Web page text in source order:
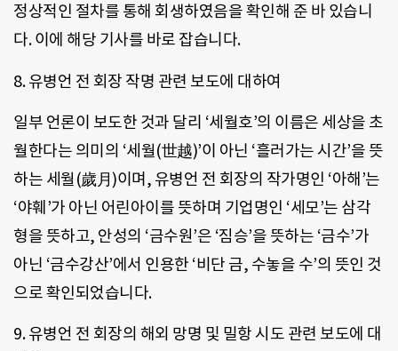
정상적인 절차를 통해 회생하였음을 확인해 준 바 있습니
다. 이에 해당 기사를 바로 잡습니다.
8. 유병언 전 회장 작명 관련 보도에 대하여
일부 언론이 보도한 것과 달리 ‘세월호’의 이름은 세상을 초
월한다는 의미의 ‘세월(世越)’이 아닌 ‘흘러가는 시간’을 뜻
하는 세월(歲月)이며, 유병언 전 회장의 작가명인 ‘아해’는
‘야훼’가 아닌 어린아이를 뜻하며 기업명인 ‘세모’는 삼각
형을 뜻하고, 안성의 ‘금수원’은 ‘짐승’을 뜻하는 ‘금수’가
아닌 ‘금수강산’에서 인용한 ‘비단 금, 수놓을 수’의 뜻인 것
으로 확인되었습니다.
9. 유병언 전 회장의 해외 망명 및 밀항 시도 관련 보도에 대